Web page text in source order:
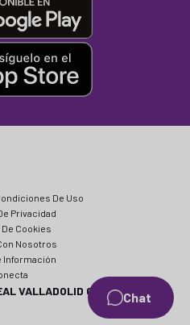
Chat
De Uso
Privacidad
Cookies
Nosotros
Información
VALLADOLID CF 2024